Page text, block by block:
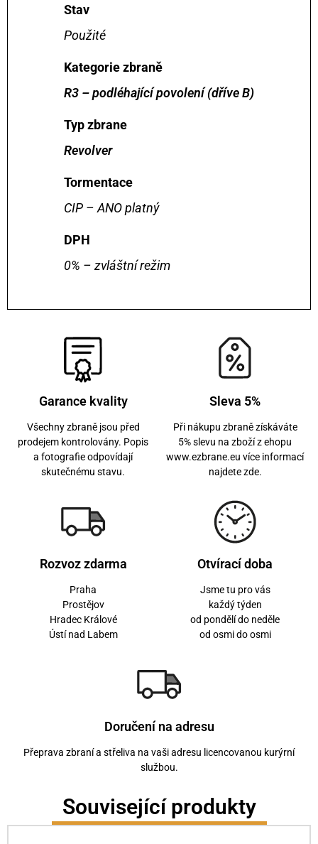
Stav
Použité
Kategorie zbraně
R3 – podléhající povolení (dříve B)
Typ zbrane
Revolver
Tormentace
CIP – ANO platný
DPH
0% – zvláštní režim
Garance kvality
Všechny zbraně jsou před
prodejem kontrolovány. Popis
a fotografie odpovídají
skutečnému stavu.
Sleva 5%
Při nákupu zbraně získáváte
5% slevu na zboží z ehopu
www.ezbrane.eu více informací
najdete zde.
Rozvoz zdarma
Praha
Prostějov
Hradec Králové
Ústí nad Labem
Otvírací doba
Jsme tu pro vás
každý týden
od pondělí do neděle
od osmi do osmi
Doručení na adresu
Přeprava zbraní a střeliva na vaši adresu licencovanou kurýrní
službou.
Související produkty